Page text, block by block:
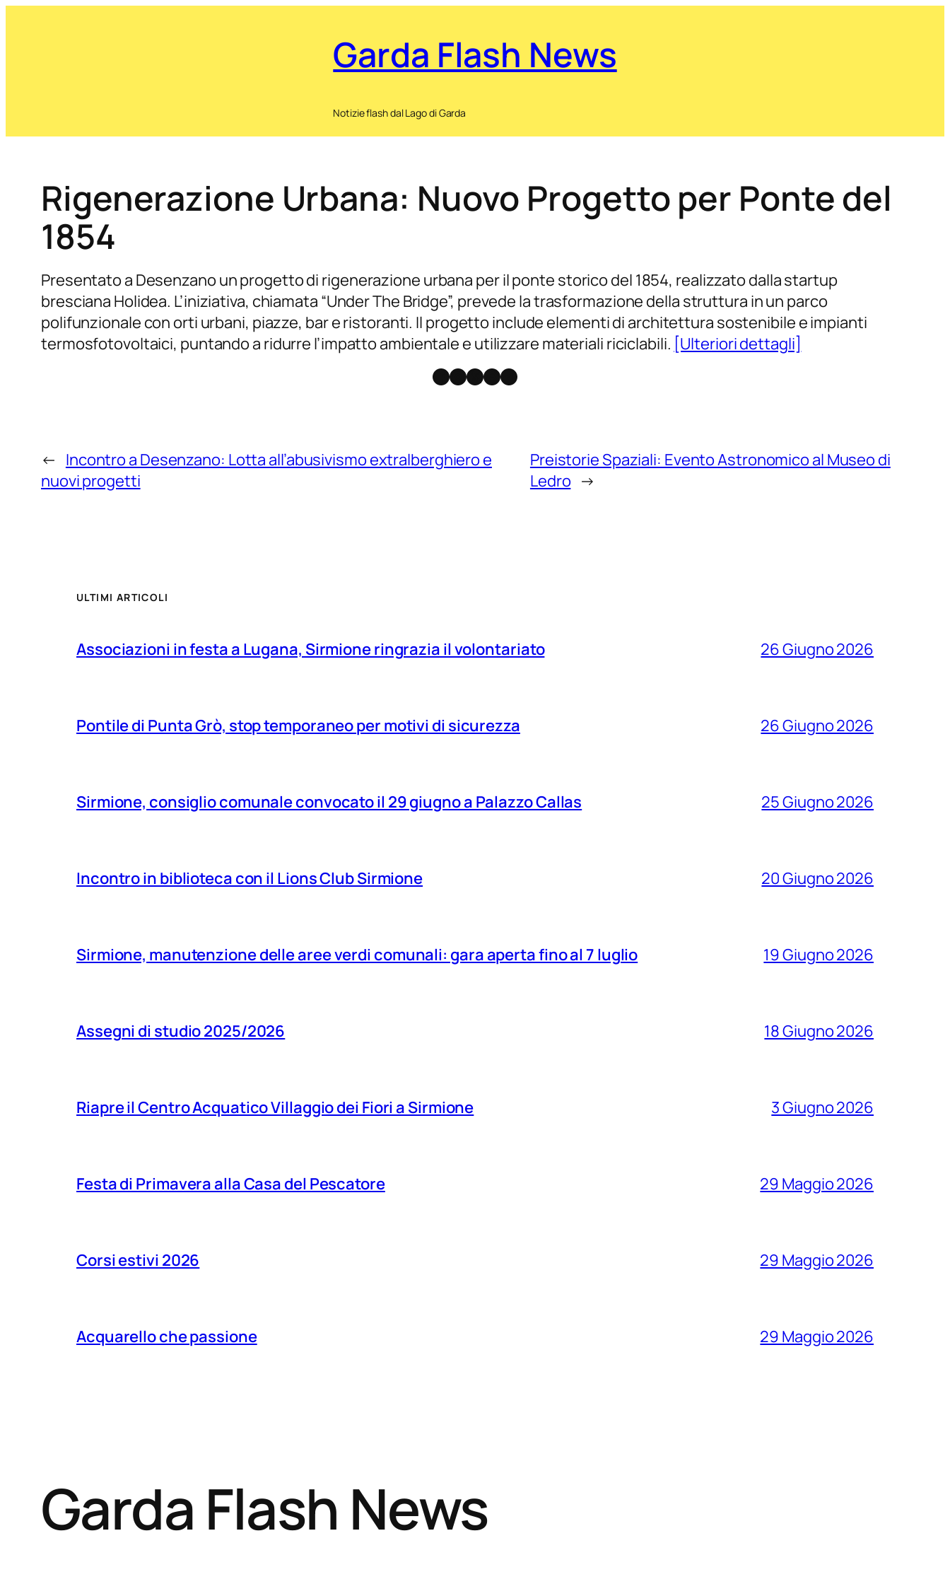
Garda Flash News
Notizie flash dal Lago di Garda
Rigenerazione Urbana: Nuovo Progetto per Ponte del
1854
Presentato a Desenzano un progetto di rigenerazione urbana per il ponte storico del 1854, realizzato dalla startup
bresciana Holidea. L’iniziativa, chiamata “Under The Bridge”, prevede la trasformazione della struttura in un parco
polifunzionale con orti urbani, piazze, bar e ristoranti. Il progetto include elementi di architettura sostenibile e impianti
termosfotovoltaici, puntando a ridurre l’impatto ambientale e utilizzare materiali riciclabili. [Ulteriori dettagli]
Facebook
Instagram
X Threads
Telegram
← Incontro a Desenzano: Lotta all’abusivismo extralberghiero e
nuovi progetti
Preistorie Spaziali: Evento Astronomico al Museo di
Ledro →
ULTIMI ARTICOLI
Associazioni in festa a Lugana, Sirmione ringrazia il volontariato 26 Giugno 2026
Pontile di Punta Grò, stop temporaneo per motivi di sicurezza 26 Giugno 2026
Sirmione, consiglio comunale convocato il 29 giugno a Palazzo Callas 25 Giugno 2026
Incontro in biblioteca con il Lions Club Sirmione 20 Giugno 2026
Sirmione, manutenzione delle aree verdi comunali: gara aperta fino al 7 luglio 19 Giugno 2026
Assegni di studio 2025/2026 18 Giugno 2026
Riapre il Centro Acquatico Villaggio dei Fiori a Sirmione 3 Giugno 2026
Festa di Primavera alla Casa del Pescatore 29 Maggio 2026
Corsi estivi 2026 29 Maggio 2026
Acquarello che passione 29 Maggio 2026
Garda Flash News